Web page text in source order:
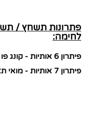
פתרונות תשחץ /
לחימה:
פיתרון 6 אותיות - קונג פו
פיתרון 7 אותיות - מואי תאי